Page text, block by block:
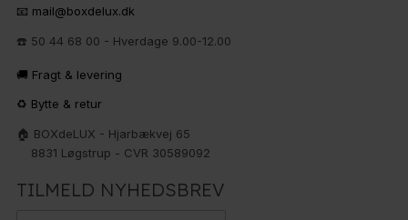
📧 mail@boxdelux.dk
☎️ 50 44 68 00 - Hverdage 9.00-12.00
🚚 Fragt & levering
♻️ Bytte & retur
🏠 BOXdeLUX - Hjarbækvej 65
8831 Løgstrup - CVR 30589092
TILMELD NYHEDSBREV